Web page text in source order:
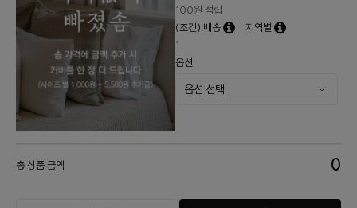
100원 적립
(조건) 배송
지역별
1
옵션
총 상품 금액 0